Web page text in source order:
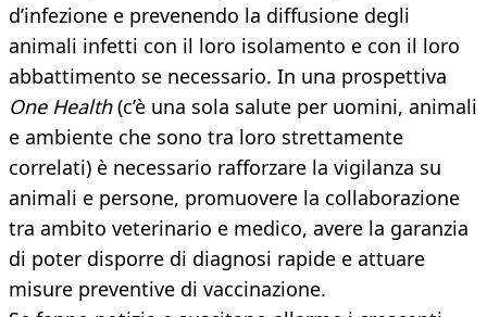
d’infezione e prevenendo la diffusione degli
animali infetti con il loro isolamento e con il loro
abbattimento se necessario. In una prospettiva
One Health(c’è una sola salute per uomini, animali
e ambiente che sono tra loro strettamente
correlati) è necessario rafforzare la vigilanza su
animali e persone, promuovere la collaborazione
tra ambito veterinario e medico, avere la garanzia
di poter disporre di diagnosi rapide e attuare
misure preventive di vaccinazione.